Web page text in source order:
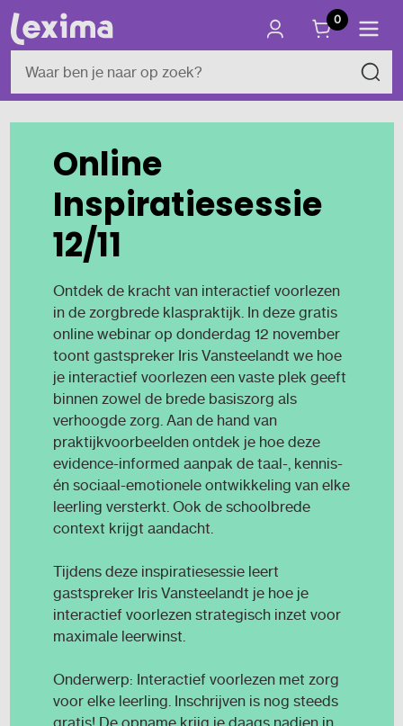
0
Online
Inspiratiesessie
12/11
Ontdek de kracht van interactief voorlezen
in de zorgbrede klaspraktijk. In deze gratis
online webinar op donderdag 12 november
toont gastspreker Iris Vansteelandt we hoe
je interactief voorlezen een vaste plek geeft
binnen zowel de brede basiszorg als
verhoogde zorg. Aan de hand van
praktijkvoorbeelden ontdek je hoe deze
evidence-informed aanpak de taal-, kennis-
én sociaal-emotionele ontwikkeling van elke
leerling versterkt. Ook de schoolbrede
context krijgt aandacht.
Tijdens deze inspiratiesessie leert
gastspreker Iris Vansteelandt je hoe je
interactief voorlezen strategisch inzet voor
maximale leerwinst.
Onderwerp: Interactief voorlezen met zorg
voor elke leerling. Inschrijven is nog steeds
gratis! De opname krijg je daags nadien in